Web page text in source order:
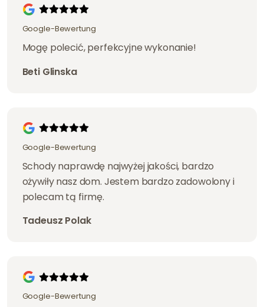
Google-Bewertung
Mogę polecić, perfekcyjne wykonanie!
Beti Glinska
Google-Bewertung
Schody naprawdę najwyżej jakości, bardzo
ożywiły nasz dom. Jestem bardzo zadowolony i
polecam tą firmę.
Tadeusz Polak
Google-Bewertung